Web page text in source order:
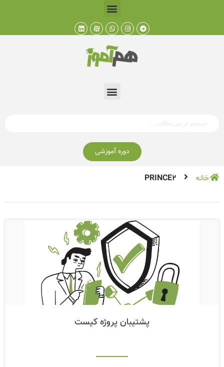
دوره آموزشی
خانه PRINCE2
پشتیبان پروژه کیست